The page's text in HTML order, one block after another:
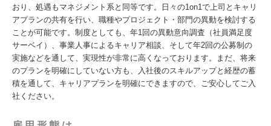
おり、処遇もマネジメント系と同等です。日々の1on1で上司とキャリ
アプランの共有を行い、職種やプロジェクト・部門の異動を検討する
ことが可能です。制度としても、年1回の異動意向調査（社員満足度
サーベイ）、事業人事によるキャリア相談、そして年2回の公募制の
実施などを通して、実現性が非常に高くなっております。まだ、将来
のプランを明確にしていない方も、入社後のスキルアップと経歴の蓄
積を通して、キャリアプランを明確にできますので、ご安心してご入
社ください。